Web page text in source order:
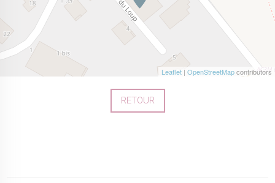
Leaflet | OpenStreetMapcontributors
RETOUR